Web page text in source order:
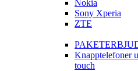
Nokia
Sony Xperia
ZTE
Knapptelefoner
touch